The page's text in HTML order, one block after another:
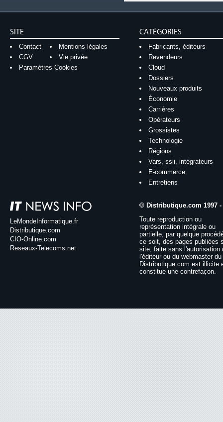
SITE
Contact
Mentions légales
CGV
Vie privée
Paramètres Cookies
CATÉGORIES
Fabricants, éditeurs
Revendeurs
Cloud
Dossiers
Nouveaux produits
Économie
Carrières
Opérateurs
Grossistes
Technologie
Régions
Vars, ssii, intégrateurs
E-commerce
Entretiens
LeMondeInformatique.fr
Distributique.com
CIO-Online.com
Reseaux-Telecoms.net
© Distributique.com 1997 -
Toute reproduction ou
représentation intégrale ou
partielle, par quelque
ce soit, des pages publiées
site, faite sans l'autorisation
l'éditeur ou du webmaster
Distributique.com est illicite
constitue une contrefaçon.